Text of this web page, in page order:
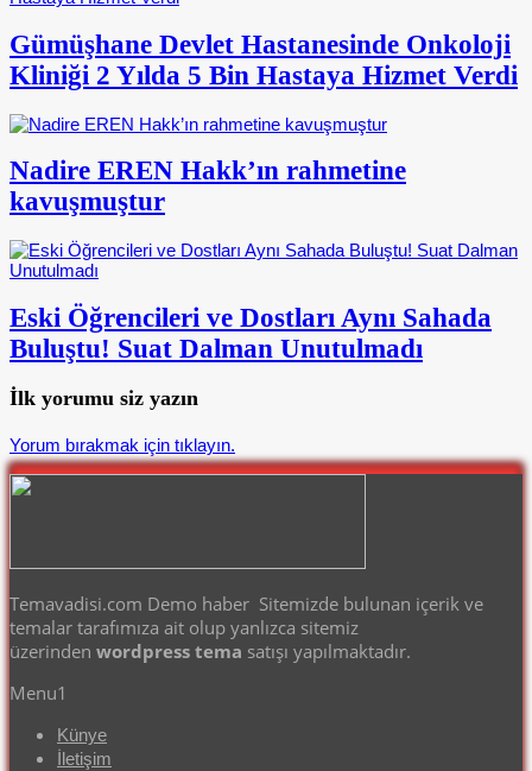
Gümüşhane Devlet Hastanesinde Onkoloji
Kliniği 2 Yılda 5 Bin Hastaya Hizmet Verdi
Nadire EREN Hakk’ın rahmetine
kavuşmuştur
Eski Öğrencileri ve Dostları Aynı Sahada
Buluştu! Suat Dalman Unutulmadı
İlk yorumu siz yazın
Yorum bırakmak için tıklayın.
Temavadisi.com Demo haber Sitemizde bulunan içerik ve
temalar tarafımıza ait olup yanlızca sitemiz
üzerinden wordpress tema satışı yapılmaktadır.
Menu1
Künye
İletişim